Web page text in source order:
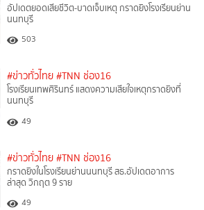
อัปเดตยอดเสียชีวิต-บาดเจ็บเหตุ กราดยิงโรงเรียนย่าน
นนทบุรี
503
#ข่าวทั่วไทย #TNN ช่อง16
โรงเรียนเทพศิรินทร์ แสดงความเสียใจเหตุกราดยิงที่
นนทบุรี
49
#ข่าวทั่วไทย #TNN ช่อง16
กราดยิงในโรงเรียนย่านนนทบุรี สธ.อัปเดตอาการ
ล่าสุด วิกฤต 9 ราย
49